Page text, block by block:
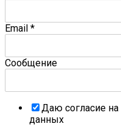
Email *
Сообщение
Даю согласие на
данных